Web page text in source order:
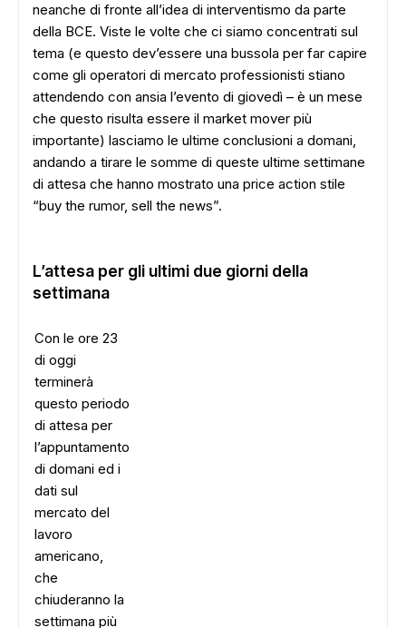
neanche di fronte all’idea di interventismo da parte
della BCE. Viste le volte che ci siamo concentrati sul
tema (e questo dev’essere una bussola per far capire
come gli operatori di mercato professionisti stiano
attendendo con ansia l’evento di giovedì – è un mese
che questo risulta essere il market mover più
importante) lasciamo le ultime conclusioni a domani,
andando a tirare le somme di queste ultime settimane
di attesa che hanno mostrato una price action stile
“buy the rumor, sell the news”.
L’attesa per gli ultimi due giorni della
settimana
Con le ore 23
di oggi
terminerà
questo periodo
di attesa per
l’appuntamento
di domani ed i
dati sul
mercato del
lavoro
americano,
che
chiuderanno la
settimana più